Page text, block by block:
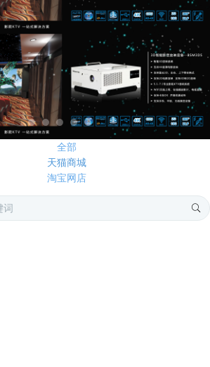
全部
天猫商城
淘宝网店